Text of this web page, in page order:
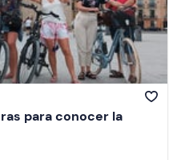
para conocer la